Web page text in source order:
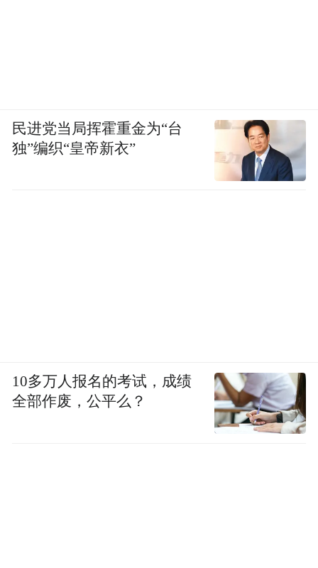
民进党当局挥霍重金为“台
独”编织“皇帝新衣”
10多万人报名的考试，成绩
全部作废，公平么？